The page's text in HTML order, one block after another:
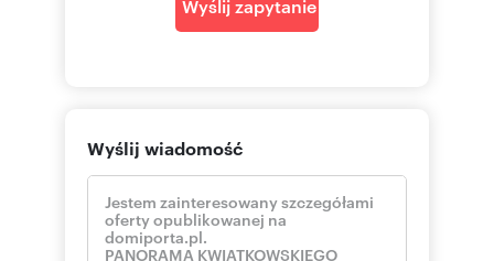
Wyślij zapytanie
Wyślij wiadomość